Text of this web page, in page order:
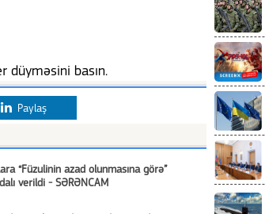
düyməsini basın.
Paylaş
“Füzulinin azad olunmasına görə”
verildi - SƏRƏNCAM